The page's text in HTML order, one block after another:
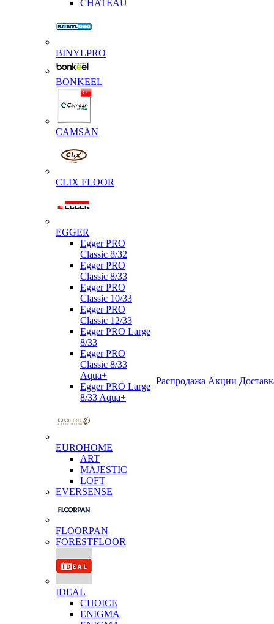
CHATEAU
BINYLPRO
BONKEEL
CAMSAN
CLIX FLOOR
EGGER
Egger PRO
Classic 8/32
Egger PRO
Classic 8/33
Egger PRO
Classic 10/33
Egger PRO
Classic 12/33
Egger PRO Large
8/33
Egger PRO
Classic 8/33
Aqua+
Egger PRO Large
8/33 Aqua+
EUROHOME
ART
MAJESTIC
LOFT
EVERSENSE
FLOORPAN
FORESTFLOOR
IDEAL
CHOICE
ENIGMA
Распродажа Акции